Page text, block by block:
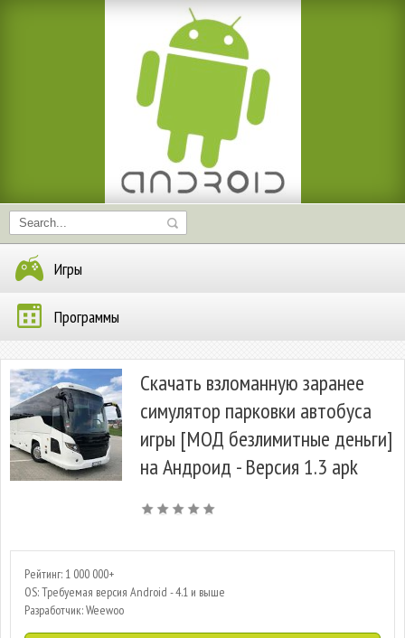
Игры
Программы
Скачать взломанную заранее
симулятор парковки автобуса
игры [МОД безлимитные деньги]
на Андроид - Версия 1.3 apk
Рейтинг: 1 000 000+
OS: Требуемая версия Android - 4.1 и выше
Разработчик: Weewoo